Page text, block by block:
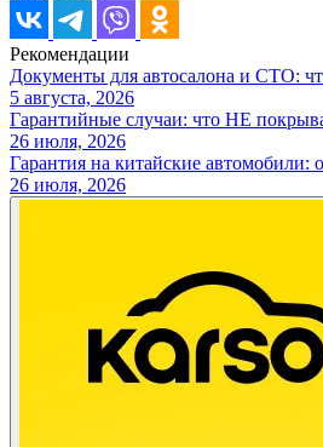
Рекомендации
Документы для автосалона и СТО:
5 августа, 2026
Гарантийные случаи: что НЕ
26 июля, 2026
Гарантия на китайские автомобили:
26 июля, 2026